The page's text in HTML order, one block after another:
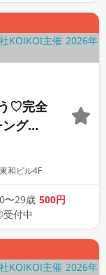
♡完全
グコ
和ビル4F
〜29歳 500円
付中